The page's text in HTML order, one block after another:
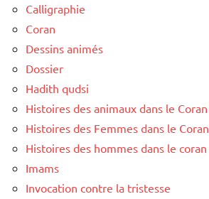
Calligraphie
Coran
Dessins animés
Dossier
Hadith qudsi
Histoires des animaux dans le Coran
Histoires des Femmes dans le Coran
Histoires des hommes dans le coran
Imams
Invocation contre la tristesse